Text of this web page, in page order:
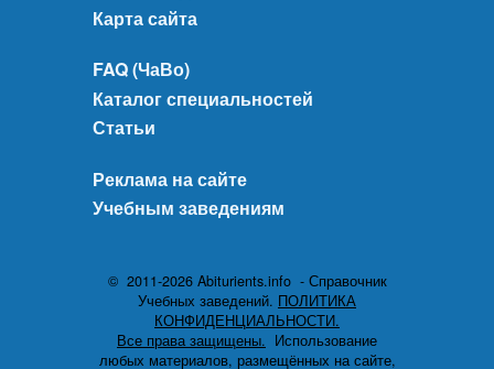
Карта сайта
FAQ (ЧаВо)
Каталог специальностей
Статьи
Реклама на сайте
Учебным заведениям
© 2011-2026 Abiturients.info - Справочник
Учебных заведений. ПОЛИТИКА
КОНФИДЕНЦИАЛЬНОСТИ.
Все права защищены. Использование
любых материалов, размещённых на сайте,